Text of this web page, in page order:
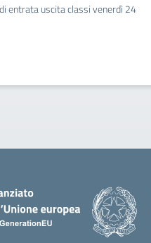
entrata uscita classi venerdì 24